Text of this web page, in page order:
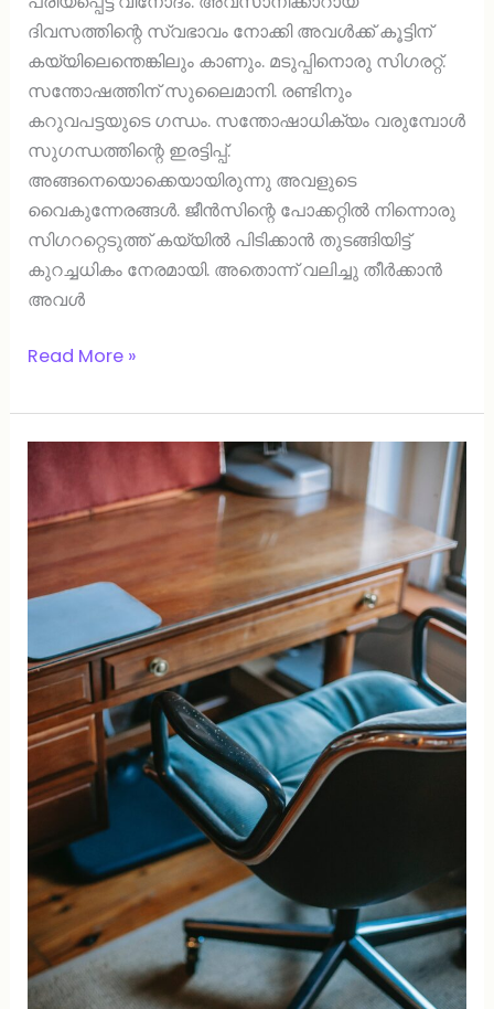
ദിവസത്തിന്റെ സ്വഭാവം നോക്കി അവൾക്ക് കൂട്ടിന്
കയ്യിലെന്തെങ്കിലും കാണും. മടുപ്പിനൊരു സിഗരറ്റ്.
സന്തോഷത്തിന് സുലൈമാനി. രണ്ടിനും
കറുവപട്ടയുടെ ഗന്ധം. സന്തോഷാധിക്യം വരുമ്പോൾ
സുഗന്ധത്തിന്റെ ഇരട്ടിപ്പ്.
അങ്ങനെയൊക്കെയായിരുന്നു അവളുടെ
വൈകുന്നേരങ്ങൾ. ജീൻസിന്റെ പോക്കറ്റിൽ നിന്നൊരു
സിഗററ്റെടുത്ത് കയ്യിൽ പിടിക്കാൻ തുടങ്ങിയിട്ട്
കുറച്ചധികം നേരമായി. അതൊന്ന് വലിച്ചു തീർക്കാൻ
അവൾ
Read More »